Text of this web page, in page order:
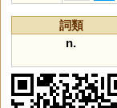
詞類
n.